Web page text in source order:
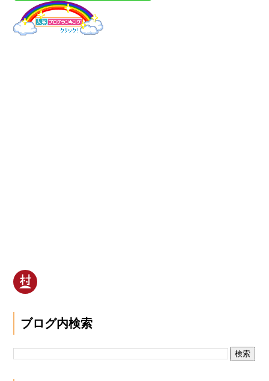
ブログ内検索